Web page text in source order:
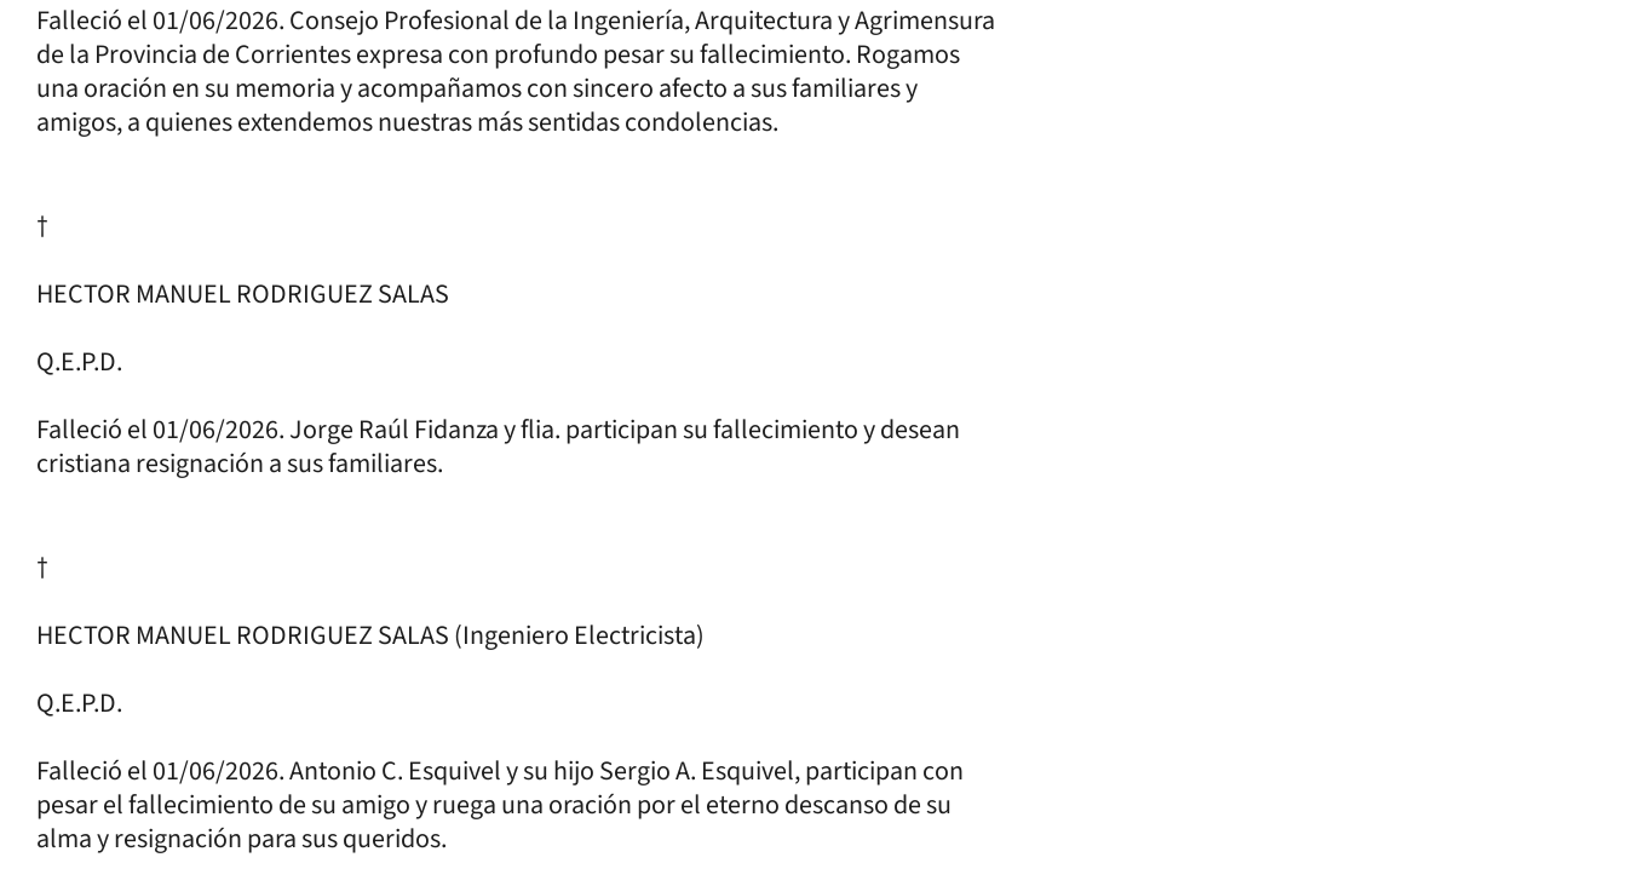
Falleció el 01/06/2026. Consejo Profesional de la Ingeniería, Arquitectura y Agrimensura
de la Provincia de Corrientes expresa con profundo pesar su fallecimiento. Rogamos
una oración en su memoria y acompañamos con sincero afecto a sus familiares y
amigos, a quienes extendemos nuestras más sentidas condolencias.
†
HECTOR MANUEL RODRIGUEZ SALAS
Q.E.P.D.
Falleció el 01/06/2026. Jorge Raúl Fidanza y flia. participan su fallecimiento y desean
cristiana resignación a sus familiares.
†
HECTOR MANUEL RODRIGUEZ SALAS (Ingeniero Electricista)
Q.E.P.D.
Falleció el 01/06/2026. Antonio C. Esquivel y su hijo Sergio A. Esquivel, participan con
pesar el fallecimiento de su amigo y ruega una oración por el eterno descanso de su
alma y resignación para sus queridos.